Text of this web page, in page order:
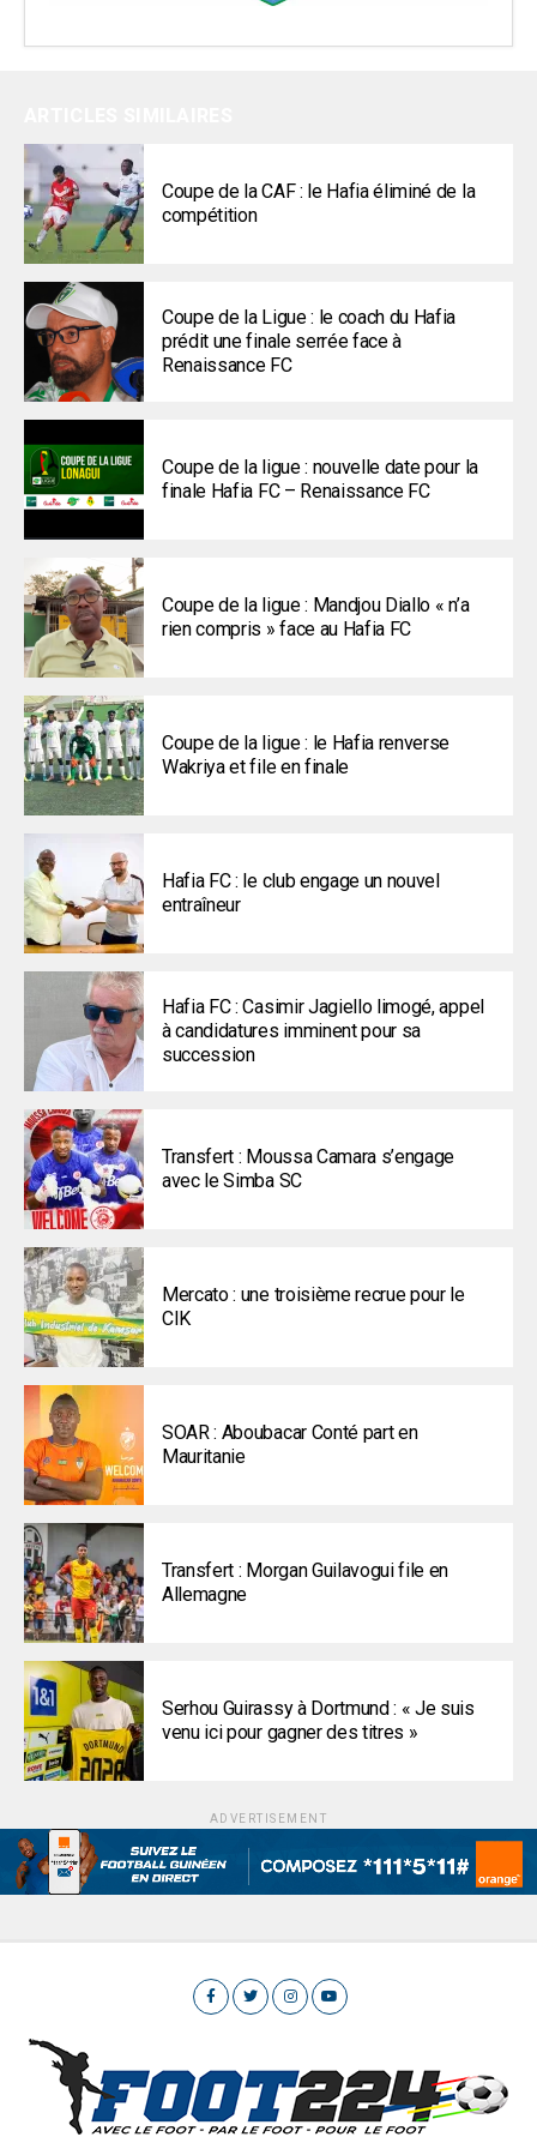
Coupe de la CAF : le Hafia éliminé de la
compétition
Coupe de la Ligue : le coach du Hafia
prédit une finale serrée face à
Renaissance FC
Coupe de la ligue : nouvelle date pour la
finale Hafia FC – Renaissance FC
Coupe de la ligue : Mandjou Diallo « n’a
rien compris » face au Hafia FC
Coupe de la ligue : le Hafia renverse
Wakriya et file en finale
Hafia FC : le club engage un nouvel
entraîneur
Hafia FC : Casimir Jagiello limogé, appel
à candidatures imminent pour sa
succession
Transfert : Moussa Camara s’engage
avec le Simba SC
Mercato : une troisième recrue pour le
CIK
SOAR : Aboubacar Conté part en
Mauritanie
Transfert : Morgan Guilavogui file en
Allemagne
Serhou Guirassy à Dortmund : « Je suis
venu ici pour gagner des titres »
ADVERTISEMENT